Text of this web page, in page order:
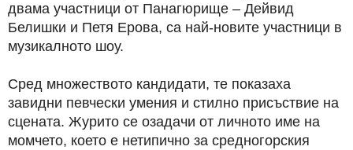
двама участници от Панагюрище – Дейвид
Белишки и Петя Ерова, са най-новите участници в
музикалното шоу.
Сред множеството кандидати, те показаха
завидни певчески умения и стилно присъствие на
сцената. Журито се озадачи от личното име на
момчето, което е нетипично за средногорския